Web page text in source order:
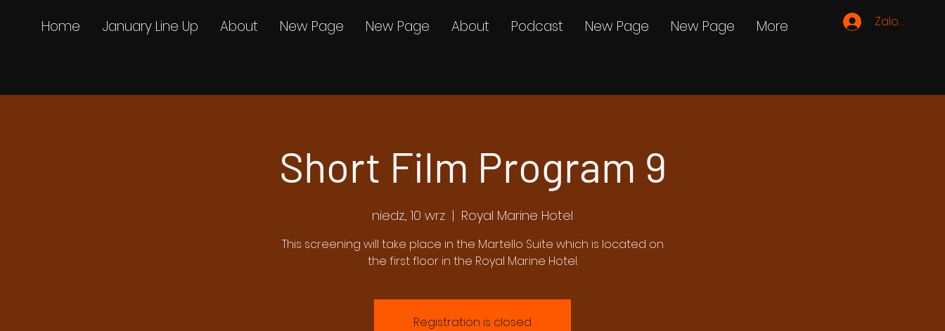
Zaloguj się
Home January Line Up About New Page New Page About Podcast New Page New Page More
Short Film Program 9
niedz., 10 wrz
  |
Royal Marine Hotel
This screening will take place in the Martello Suite which is located on
the first floor in the Royal Marine Hotel.
Registration is closed